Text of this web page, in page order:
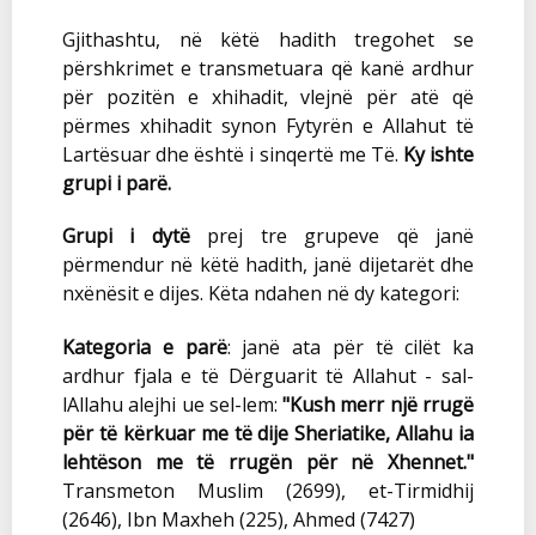
Gjithashtu, në këtë hadith tregohet se
përshkrimet e transmetuara që kanë ardhur
për pozitën e xhihadit, vlejnë për atë që
përmes xhihadit synon Fytyrën e Allahut të
Lartësuar dhe është i sinqertë me Të. Ky ishte
grupi i parë.
Grupi i dytëprej tre grupeve që janë
përmendur në këtë hadith, janë dijetarët dhe
nxënësit e dijes. Këta ndahen në dy kategori:
Kategoria e parë: janë ata për të cilët ka
ardhur fjala e të Dërguarit të Allahut - sal-
lAllahu alejhi ue sel-lem:"Kush merr një rrugë
për të kërkuar me të dije Sheriatike, Allahu ia
lehtëson me të rrugën për në Xhennet."
Transmeton Muslim (2699), et-Tirmidhij
(2646), Ibn Maxheh (225), Ahmed (7427)